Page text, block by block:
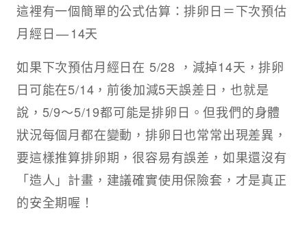
這裡有一個簡單的公式估算：排卵日＝下次預估
月經日 — 14天
如果下次預估月經日在 5/28 ，減掉14天，排卵
日可能在5/14，前後加減5天誤差日，也就是
說，5/9～5/19都可能是排卵日。但我們的身體
狀況每個月都在變動，排卵日也常常出現差異，
要這樣推算排卵期，很容易有誤差，如果還沒有
「造人」計畫，建議確實使用保險套，才是真正
的安全期喔！